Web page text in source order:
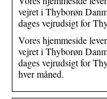
vejret i Thyborøn
dages vejrudsigt for
Vores hjemmeside
vejret i Thyborøn
dages vejrudsigt for
hver måned.